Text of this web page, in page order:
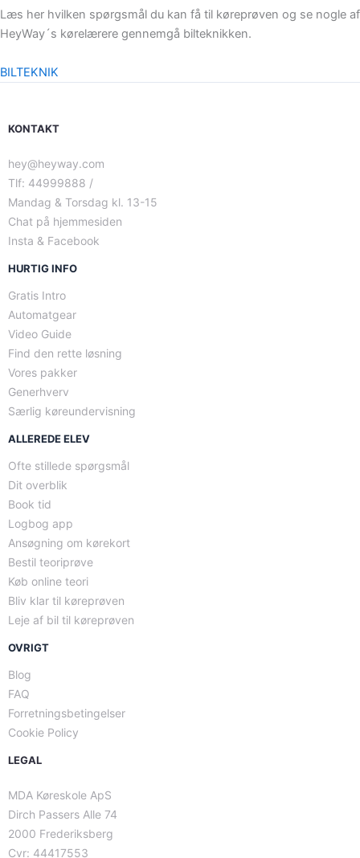
Læs her hvilken spørgsmål du kan få til køreprøven og se nogle af
HeyWay´s kørelærere gennemgå bilteknikken.
BILTEKNIK
KONTAKT
hey@heyway.com
Tlf: 44999888 /
Mandag & Torsdag kl. 13-15
Chat på hjemmesiden
Insta & Facebook
HURTIG INFO
Gratis Intro
Automatgear
Video Guide
Find den rette løsning
Vores pakker
Generhverv
Særlig køreundervisning
ALLEREDE ELEV
Ofte stillede spørgsmål
Dit overblik
Book tid
Logbog app
Ansøgning om kørekort
Bestil teoriprøve
Køb online teori
Bliv klar til køreprøven
Leje af bil til køreprøven
OVRIGT
Blog
FAQ
Forretningsbetingelser
Cookie Policy
LEGAL
MDA Køreskole ApS
Dirch Passers Alle 74
2000 Frederiksberg
Cvr: 44417553